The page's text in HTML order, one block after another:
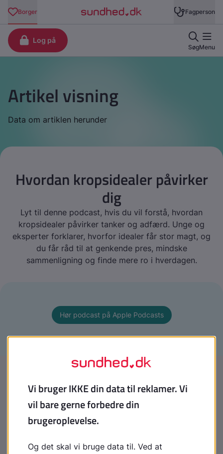
Artikel visning
Data om artiklen herunder
Hvordan kropsidealer påvirker
dig
Lyt til denne podcast, hvis du vil forstå, hvordan
kropsidealer påvirker tanker og adfærd. Unge og
eksperter forklarer, hvorfor idealer får stor magt, og
du får råd til at genkende pres, mindske
sammenligning og finde mere ro i hverdagen.
Hør podcast på Apple Podcasts